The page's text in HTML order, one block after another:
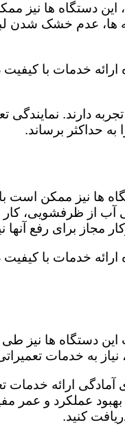
این دستگاه ها نیز
ها، عدم خشک شدن
خدمات با
دارند.
حداکثر برساند.
ها نیز ممکن
از ظرفشویی، کار
برای رفع آنها
خدمات با
دستگاه ها نیز
به خدمات
ارائه خدمات
عملکرد و
کنید.